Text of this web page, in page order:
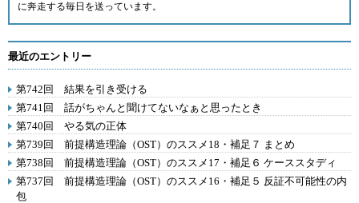
に奔走する毎日を送っています。
最近のエントリー
第742回 結果を引き受ける
第741回 話がちゃんと聞けてないなぁと思ったとき
第740回 やる気の正体
第739回 前提構造理論（OST）のススメ18・補足７ まとめ
第738回 前提構造理論（OST）のススメ17・補足６ ケーススタディ
第737回 前提構造理論（OST）のススメ16・補足５ 反証不可能性の内
包